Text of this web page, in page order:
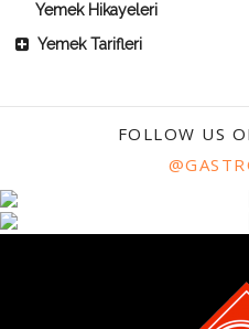
Yemek Hikayeleri
Yemek Tarifleri
FOLLOW US